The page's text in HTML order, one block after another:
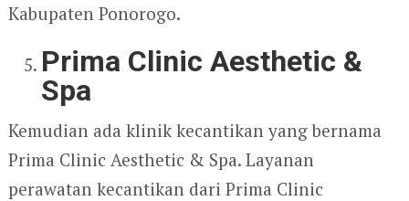
Kabupaten Ponorogo.
Prima Clinic Aesthetic &
Spa
Kemudian ada klinik kecantikan yang bernama
Prima Clinic Aesthetic & Spa. Layanan
perawatan kecantikan dari Prima Clinic